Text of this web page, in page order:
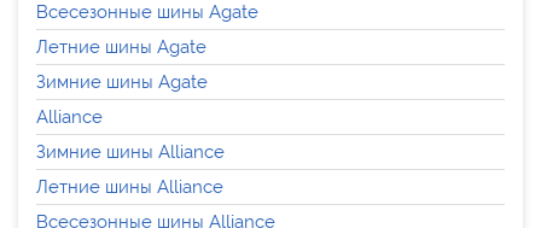
Всесезонные шины Agate
Летние шины Agate
Зимние шины Agate
Alliance
Зимние шины Alliance
Летние шины Alliance
Всесезонные шины Alliance